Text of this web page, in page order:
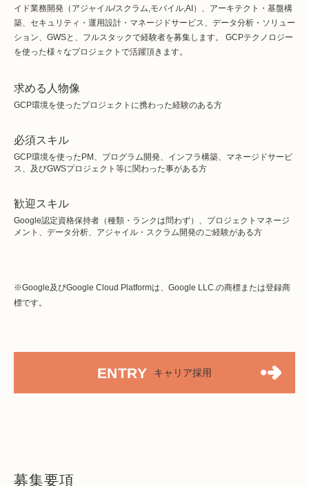
イド業務開発（アジャイル/スクラム,モバイル,AI）、アーキテクト・基盤構
築、セキュリティ・運用設計・マネージドサービス、データ分析・ソリュー
ション、GWSと、フルスタックで経験者を募集します。 GCPテクノロジー
を使った様々なプロジェクトで活躍頂きます。
求める人物像
GCP環境を使ったプロジェクトに携わった経験のある方
必須スキル
GCP環境を使ったPM、プログラム開発、インフラ構築、マネージドサービ
ス、及びGWSプロジェクト等に関わった事がある方
歓迎スキル
Google認定資格保持者（種類・ランクは問わず）、プロジェクトマネージ
メント、データ分析、アジャイル・スクラム開発のご経験がある方
※Google及びGoogle Cloud Platformは、Google LLC.の商標または登録商
標です。
ENTRY キャリア採用
募集要項